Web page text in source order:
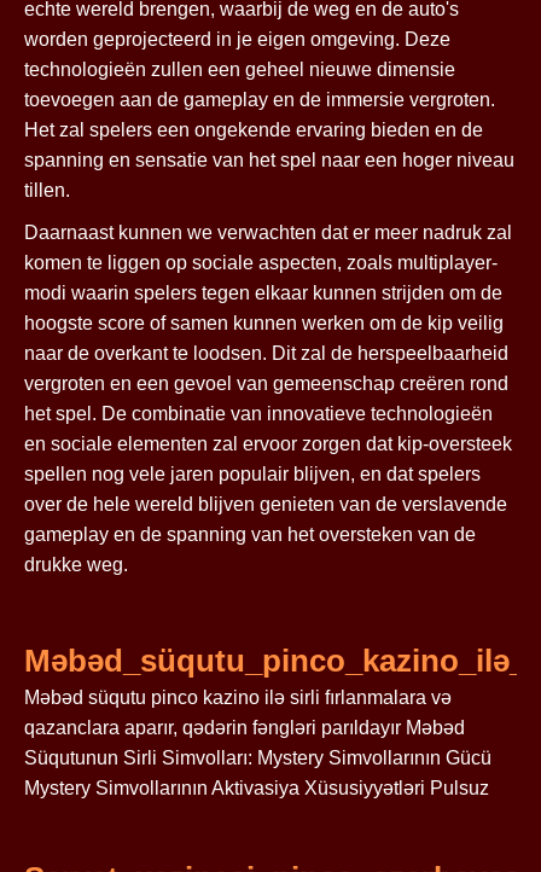
echte wereld brengen, waarbij de weg en de auto's
worden geprojecteerd in je eigen omgeving. Deze
technologieën zullen een geheel nieuwe dimensie
toevoegen aan de gameplay en de immersie vergroten.
Het zal spelers een ongekende ervaring bieden en de
spanning en sensatie van het spel naar een hoger niveau
tillen.
Daarnaast kunnen we verwachten dat er meer nadruk zal
komen te liggen op sociale aspecten, zoals multiplayer-
modi waarin spelers tegen elkaar kunnen strijden om de
hoogste score of samen kunnen werken om de kip veilig
naar de overkant te loodsen. Dit zal de herspeelbaarheid
vergroten en een gevoel van gemeenschap creëren rond
het spel. De combinatie van innovatieve technologieën
en sociale elementen zal ervoor zorgen dat kip-oversteek
spellen nog vele jaren populair blijven, en dat spelers
over de hele wereld blijven genieten van de verslavende
gameplay en de spanning van het oversteken van de
drukke weg.
Məbəd süqutu pinco kazino ilə sirli fırlanmalara və
qazanclara aparır, qədərin fəngləri parıldayır Məbəd
Süqutunun Sirli Simvolları: Mystery Simvollarının Gücü
Mystery Simvollarının Aktivasiya Xüsusiyyətləri Pulsuz